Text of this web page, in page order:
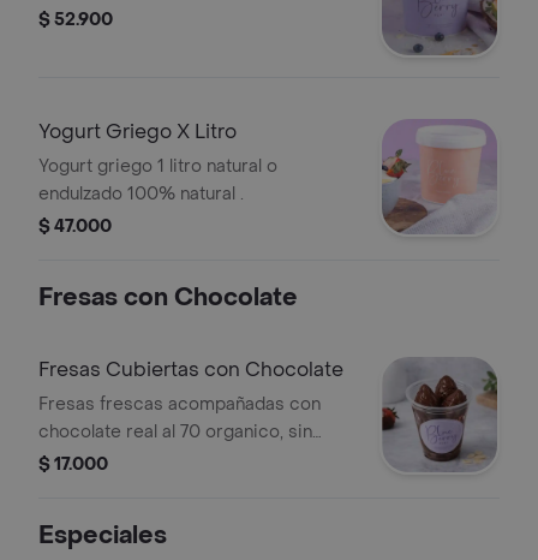
$ 52.900
Yogurt Griego X Litro
Yogurt griego 1 litro natural o
endulzado 100% natural .
$ 47.000
Fresas con Chocolate
Fresas Cubiertas con Chocolate
Fresas frescas acompañadas con
chocolate real al 70 organico, sin
azucar añadido, elige tus toppings
$ 17.000
Especiales